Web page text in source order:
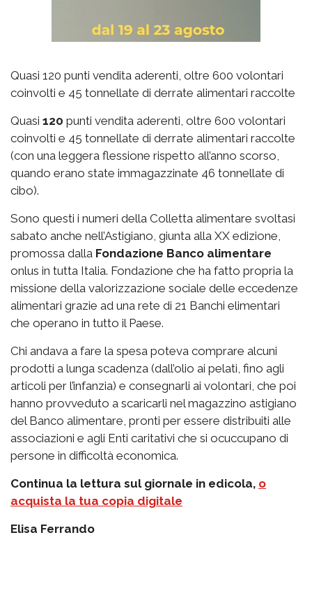
Quasi 120 punti vendita aderenti, oltre 600 volontari
coinvolti e 45 tonnellate di derrate alimentari raccolte
Quasi 120 punti vendita aderenti, oltre 600 volontari
coinvolti e 45 tonnellate di derrate alimentari raccolte
(con una leggera flessione rispetto all’anno scorso,
quando erano state immagazzinate 46 tonnellate di
cibo).
Sono questi i numeri della Colletta alimentare svoltasi
sabato anche nell’Astigiano, giunta alla XX edizione,
promossa dalla Fondazione Banco alimentare
onlus in tutta Italia. Fondazione che ha fatto propria la
missione della valorizzazione sociale delle eccedenze
alimentari grazie ad una rete di 21 Banchi elimentari
che operano in tutto il Paese.
Chi andava a fare la spesa poteva comprare alcuni
prodotti a lunga scadenza (dall’olio ai pelati, fino agli
articoli per l’infanzia) e consegnarli ai volontari, che poi
hanno provveduto a scaricarli nel magazzino astigiano
del Banco alimentare, pronti per essere distribuiti alle
associazioni e agli Enti caritativi che si ocuccupano di
persone in difficoltà economica.
Continua la lettura sul giornale in edicola, o
acquista la tua copia digitale
Elisa Ferrando